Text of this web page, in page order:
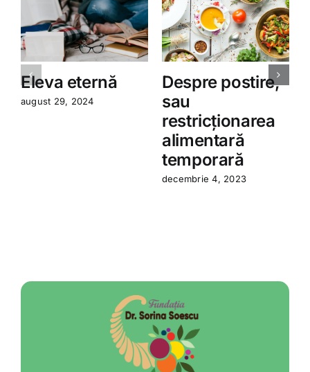
Eleva eternă
august 29, 2024
Despre postire,
sau
restricționarea
alimentară
temporară
decembrie 4, 2023